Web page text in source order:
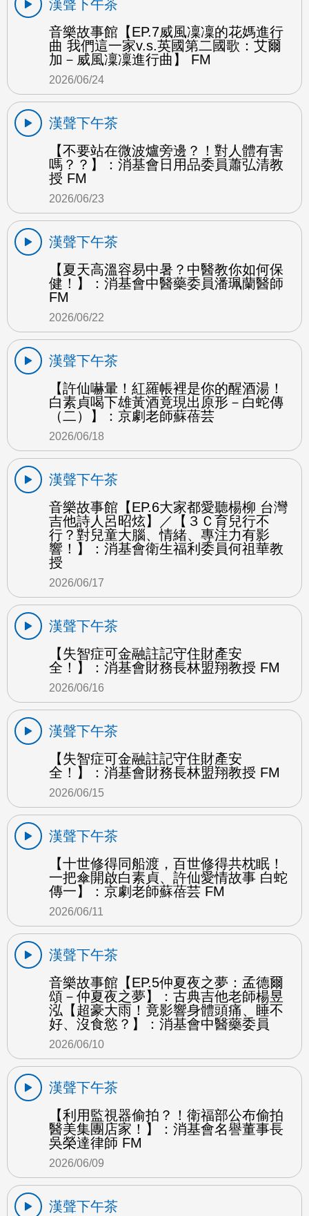
漢聲下午茶
音樂故事館【EP.7威風凜凜的花媽進行
曲 我們這一家v.s.英國第二國歌：艾爾
加－威風凜凜進行曲】 FM
2026/06/24
漢聲下午茶
【不要站在微波爐旁邊？！對人體有害
嗎？？】：消基會日用品委員蕭弘清教
授 FM
2026/06/23
漢聲下午茶
【夏天高溫容易中暑？中醫教你如何保
健！】：消基會中醫藥委員潘珮蘭醫師
FM
2026/06/22
漢聲下午茶
【許仙嚇暈！紅羅帳裡是你的醒酒湯！
白素貞喝下雄黃酒竟現出原形－白蛇傳
（二）】：京劇老師蘇蓓芸
2026/06/18
漢聲下午茶
音樂故事館【EP.6大家都愛聽楊柳 台灣
吉他詩人呂昭炫】／【３Ｃ育兒行不
行？對兒童大腦、情緒、專注力有影
響！】：消基會衛生福利委員何祖華教
授
2026/06/17
漢聲下午茶
【失智症可金融註記守住財產安
全！】：消基會財務長林盟翔教授 FM
2026/06/16
漢聲下午茶
【失智症可金融註記守住財產安
全！】：消基會財務長林盟翔教授 FM
2026/06/15
漢聲下午茶
【十世修得同船渡，百世修得共枕眠！
一把傘開啟白素貞、許仙愛情故事 白蛇
傳一】：京劇老師蘇蓓芸 FM
2026/06/11
漢聲下午茶
音樂故事館【EP.5仲夏夜之夢：孟德爾
頌－仲夏夜之夢】：古典吉他老師楊昱
泓【超豪大雨！竟影響身體頭痛、睡不
好、沒食慾？】：消基會中醫藥委員
2026/06/10
漢聲下午茶
【利用監視器偷拍？！衛福部公布偷拍
醫美集團店家！】：消基會名譽董事長
吳榮達律師 FM
2026/06/09
漢聲下午茶